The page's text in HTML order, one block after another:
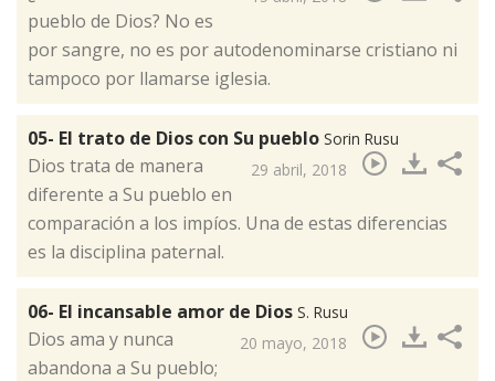
pueblo de Dios? No es
por sangre, no es por autodenominarse cristiano ni
tampoco por llamarse iglesia.​
05- El trato de Dios con Su pueblo Sorin Rusu
29 abril, 2018
Dios trata de manera
diferente a Su pueblo en
comparación a los impíos. Una de estas diferencias
es la disciplina paternal.​
06- El incansable amor de Dios S. Rusu
20 mayo, 2018
Dios ama y nunca
abandona a Su pueblo;